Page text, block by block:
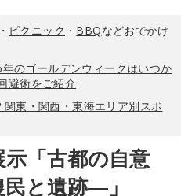
・ ピクニック ・ BBQなどおでかけ
年のゴールデンウィークはいつか
避術をご紹介
東・関西・東海エリア別スポ
「古都の自意
と遺跡―」